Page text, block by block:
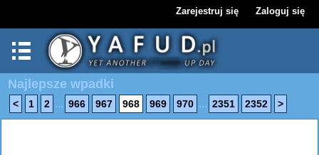
Zarejestruj się Zaloguj się
Najlepsze wpadki
< 1 2 ... 966 967 968 969 970 ... 2351 2352 >